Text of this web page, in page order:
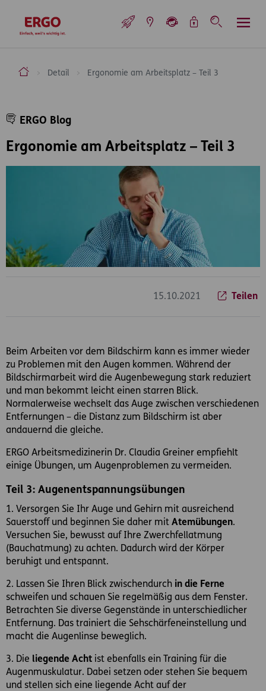
zur Startseite
ERGO Versicherung Aktiengesellschaft
Detail Ergonomie am Arbeitsplatz – Teil 3
Ergonomie am Arbeitsplatz – Teil 3
ERGO Blog
15.10.2021 Teilen
Beim Arbeiten vor dem Bildschirm kann es immer wieder
zu Problemen mit den Augen kommen. Während der
Bildschirmarbeit wird die Augenbewegung stark reduziert
und man bekommt leicht einen starren Blick.
Normalerweise wechselt das Auge zwischen verschiedenen
Entfernungen – die Distanz zum Bildschirm ist aber
andauernd die gleiche.
ERGO Arbeitsmedizinerin Dr. Claudia Greiner empfiehlt
einige Übungen, um Augenproblemen zu vermeiden.
Teil 3: Augenentspannungsübungen
1. Versorgen Sie Ihr Auge und Gehirn mit ausreichend
Sauerstoff und beginnen Sie daher mit Atemübungen.
Versuchen Sie, bewusst auf Ihre Zwerchfellatmung
(Bauchatmung) zu achten. Dadurch wird der Körper
beruhigt und entspannt.
2. Lassen Sie Ihren Blick zwischendurch in die Ferne
schweifen und schauen Sie regelmäßig aus dem Fenster.
Betrachten Sie diverse Gegenstände in unterschiedlicher
Entfernung. Das trainiert die Sehschärfeneinstellung und
macht die Augenlinse beweglich.
3. Die liegende Acht ist ebenfalls ein Training für die
Augenmuskulatur. Dabei setzen oder stehen Sie bequem
und stellen sich eine liegende Acht auf der